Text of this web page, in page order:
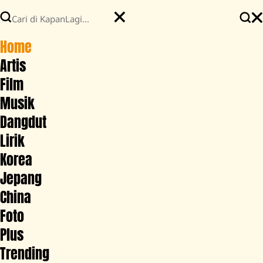
Home
Artis
Film
Musik
Dangdut
Lirik
Korea
Jepang
China
Foto
Plus
Trending